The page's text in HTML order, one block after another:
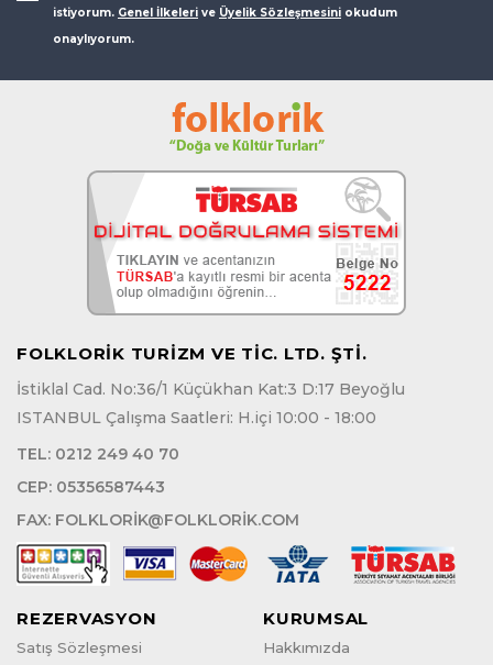
istiyorum. Genel İlkeleri ve Üyelik Sözleşmesini okudum
onaylıyorum.
FOLKLORİK TURİZM VE TİC. LTD. ŞTİ.
İstiklal Cad. No:36/1 Küçükhan Kat:3 D:17 Beyoğlu
ISTANBUL Çalışma Saatleri: H.içi 10:00 - 18:00
TEL: 0212 249 40 70
CEP: 05356587443
FAX: FOLKLORIK@FOLKLORIK.COM
REZERVASYON
Satış Sözleşmesi
KURUMSAL
Hakkımızda